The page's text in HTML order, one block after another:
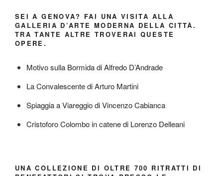
SEI A GENOVA? FAI UNA VISITA ALLA
GALLERIA D’ARTE MODERNA DELLA CITTÀ.
TRA TANTE ALTRE TROVERAI QUESTE
OPERE.
Motivo sulla Bormida di Alfredo D’Andrade
La Convalescente di Arturo Martini
Spiaggia a Viareggio di Vincenzo Cabianca
Cristoforo Colombo in catene di Lorenzo Delleani
UNA COLLEZIONE DI OLTRE 700 RITRATTI DI